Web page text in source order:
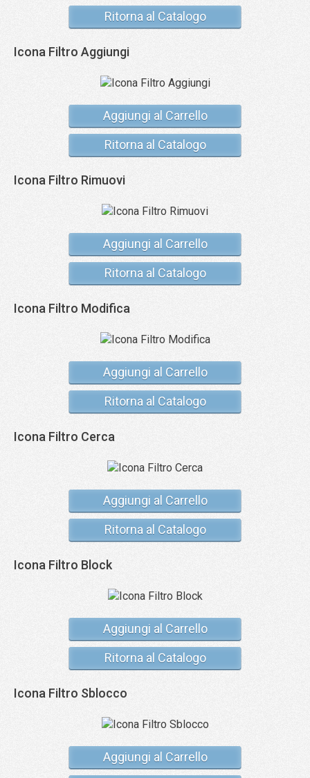
Ritorna al Catalogo
Icona Filtro Aggiungi
Aggiungi al Carrello
Ritorna al Catalogo
Icona Filtro Rimuovi
Aggiungi al Carrello
Ritorna al Catalogo
Icona Filtro Modifica
Aggiungi al Carrello
Ritorna al Catalogo
Icona Filtro Cerca
Aggiungi al Carrello
Ritorna al Catalogo
Icona Filtro Block
Aggiungi al Carrello
Ritorna al Catalogo
Icona Filtro Sblocco
Aggiungi al Carrello